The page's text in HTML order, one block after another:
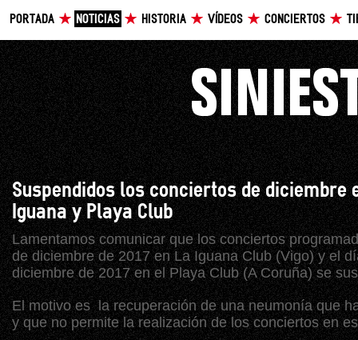
PORTADA NOTICIAS HISTORIA VÍDEOS CONCIERTOS
Suspendidos los conciertos de diciembre
Iguana y Playa Club
Lamentamos comunicar que los conciertos
de diciembre de 2017 en La Iguana Club (Vigo) y el
diciembre de 2017 en el Playa Club (A Coruña) se
El motivo es la recuperación de una neumonía que
y que no permite la realización de los conciertos en